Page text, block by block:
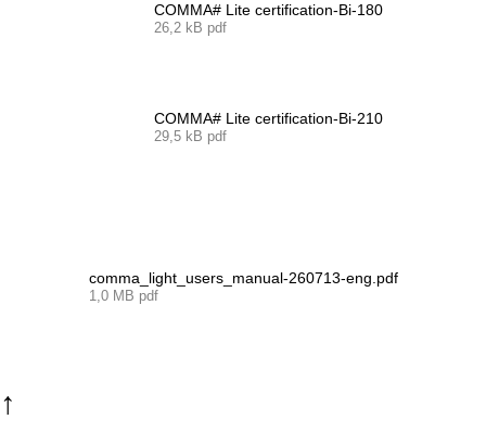
COMMA# Lite certification-Bi-180
26,2 kB pdf
COMMA# Lite certification-Bi-210
29,5 kB pdf
comma_light_users_manual-260713-eng.pdf
1,0 MB pdf
↑